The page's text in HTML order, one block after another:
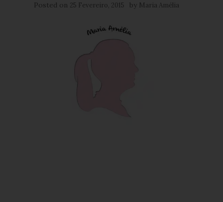
Posted on 25 Fevereiro, 2015 by Maria Amélia